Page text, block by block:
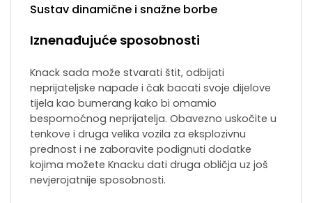
Sustav dinamične i snažne borbe
Iznenađujuće sposobnosti
Knack sada može stvarati štit, odbijati
neprijateljske napade i čak bacati svoje dijelove
tijela kao bumerang kako bi omamio
bespomoćnog neprijatelja. Obavezno uskočite u
tenkove i druga velika vozila za eksplozivnu
prednost i ne zaboravite podignuti dodatke
kojima možete Knacku dati druga obličja uz još
nevjerojatnije sposobnosti.